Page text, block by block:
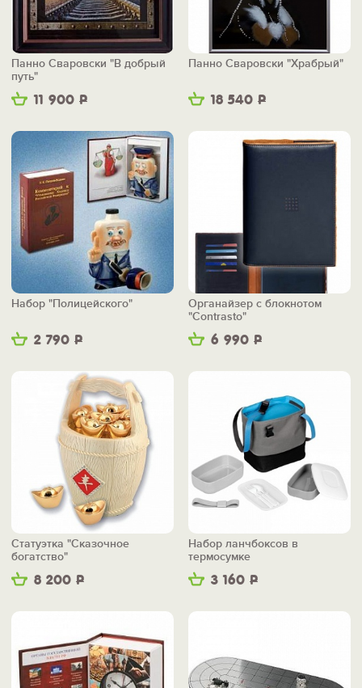
11 900 Р
Панно Сваровски "В добрый
путь"
18 540 Р
Панно Сваровски "Храбрый"
2 790 Р
Набор "Полицейского"
6 990 Р
Органайзер с блокнотом
"Contrasto"
8 200 Р
Статуэтка "Сказочное
богатство"
3 160 Р
Набор ланчбоксов в
термосумке